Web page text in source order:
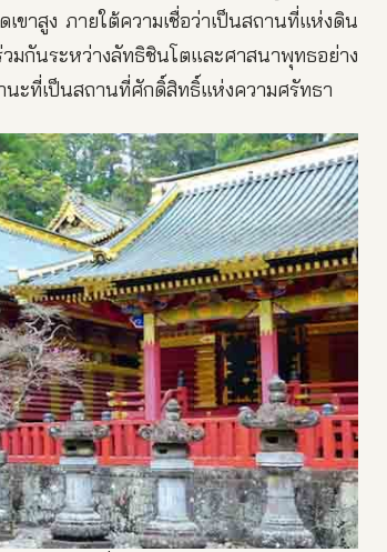
ขาสูง ภายใต้ความเชื่อว่าเป็นสถานที่แห่งดิน
มกันระหว่างลัทธิชินโตและศาสนาพุทธอย่าง
านะที่เป็นสถานที่ศักดิ์สิทธิ์แห่งความศรัทธา